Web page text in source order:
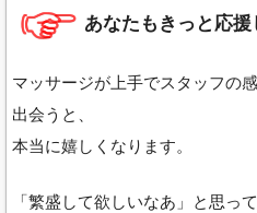
あなたもきっと応援
マッサージが上手でスタッフの
出会うと、
本当に嬉しくなります。
「繁盛して欲しいなあ」と思っ